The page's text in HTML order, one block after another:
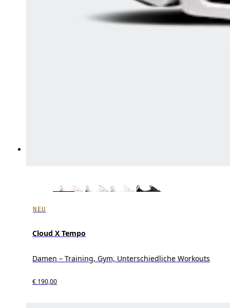
NEU
Cloud X Tempo
Damen – Training, Gym, Unterschiedliche Workouts
€ 190,00